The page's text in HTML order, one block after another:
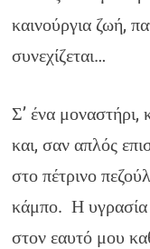
καινούργια ζωή,
συνεχίζεται…
Σ’ ένα μοναστήρι,
και, σαν απλός
στο πέτρινο
κάμπο. Η υγρασία
στον εαυτό μου